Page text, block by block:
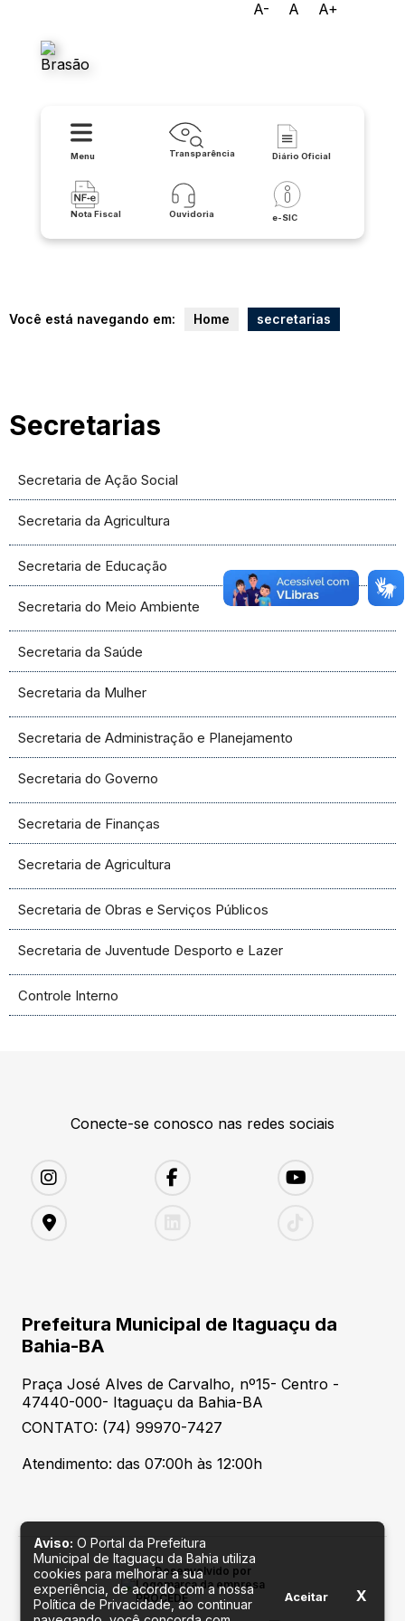
A- A A+
Menu Transparência Diário Oficial
Nota Fiscal Ouvidoria e-SIC
Você está navegando em: Home secretarias
Secretarias
Secretaria de Ação Social
Secretaria da Agricultura
Secretaria de Educação
Secretaria do Meio Ambiente
Secretaria da Saúde
Secretaria da Mulher
Secretaria de Administração e Planejamento
Secretaria do Governo
Secretaria de Finanças
Secretaria de Agricultura
Secretaria de Obras e Serviços Públicos
Secretaria de Juventude Desporto e Lazer
Controle Interno
Conecte-se conosco nas redes sociais
Prefeitura Municipal de Itaguaçu da
Bahia-BA
Praça José Alves de Carvalho, nº15- Centro -
47440-000- Itaguaçu da Bahia-BA
CONTATO: (74) 99970-7427
Atendimento: das 07:00h às 12:00h
Desenvolvido por
Aviso: O Portal da Prefeitura
Municipal de Itaguaçu da Bahia utiliza
cookies para melhorar a sua
experiência, de acordo com a nossa
Política de Privacidade, ao continuar
Aceitar X